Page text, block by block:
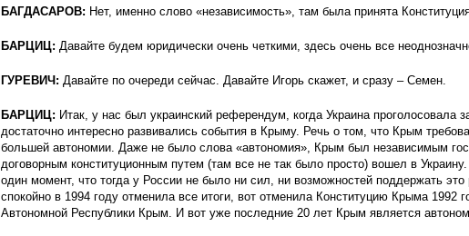
БАГДАСАРОВ: Нет, именно слово «независимость», там была принята
БАРЦИЦ: Давайте будем юридически очень четкими, здесь очень все
ГУРЕВИЧ: Давайте по очереди сейчас. Давайте Игорь скажет, и сразу – Семен.
БАРЦИЦ: Итак, у нас был украинский референдум, когда Украина проголосовала
достаточно интересно развивались события в Крыму. Речь о том, что Крым
большей автономии. Даже не было слова «автономия», Крым был независимым
договорным конституционным путем (там все не так было просто) вошел в
один момент, что тогда у России не было ни сил, ни возможностей поддержать
спокойно в 1994 году отменила все итоги, вот отменила Конституцию Крыма 1992
Автономной Республики Крым. И вот уже последние 20 лет Крым является